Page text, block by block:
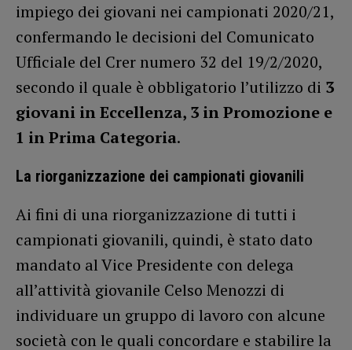
impiego dei giovani nei campionati 2020/21,
confermando le decisioni del Comunicato
Ufficiale del Crer numero 32 del 19/2/2020,
secondo il quale è obbligatorio l’utilizzo di 3
giovani in Eccellenza, 3 in Promozione e
1 in Prima Categoria.
La riorganizzazione dei campionati giovanili
Ai fini di una riorganizzazione di tutti i
campionati giovanili, quindi, è stato dato
mandato al Vice Presidente con delega
all’attività giovanile Celso Menozzi di
individuare un gruppo di lavoro con alcune
società con le quali concordare e stabilire la